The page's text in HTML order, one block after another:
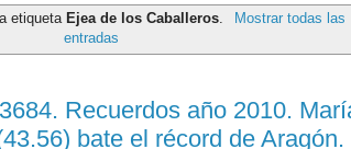
etiqueta Ejea de los Caballeros
Mostrar todas las
entradas
Recuerdos año 2010.
bate el récord de Aragón.